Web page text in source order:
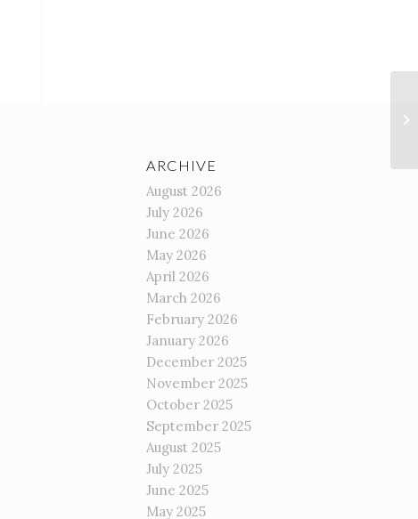
ARCHIVE
August 2026
July 2026
June 2026
May 2026
April 2026
March 2026
February 2026
January 2026
December 2025
November 2025
October 2025
September 2025
August 2025
July 2025
June 2025
May 2025